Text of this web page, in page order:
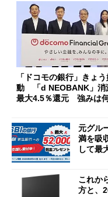
「ドコモの銀行」きょ
動 「d NEOBANK」消
最大4.5％還元 強みは
元グル
満を吸
して最
これか
方と、